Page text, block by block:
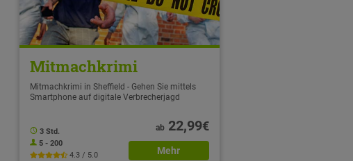
Mitmachkrimi
Mitmachkrimi in Sheffield - Gehen Sie mittels
Smartphone auf digitale Verbrecherjagd
3 Std.
5 - 200
4.3 / 5.0
ab22,99€
Mehr